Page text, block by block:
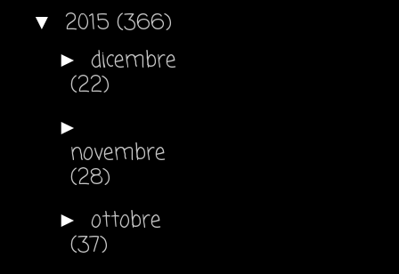
▼ 2015 (366)
► dicembre
(22)
►
novembre
(28)
► ottobre
(37)